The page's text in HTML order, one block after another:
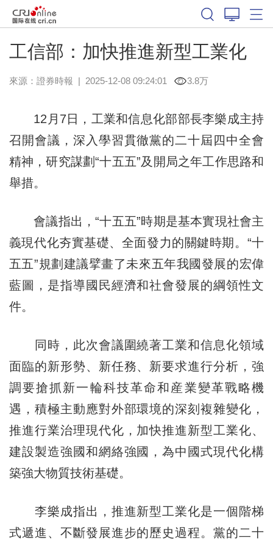
工信部：加快推進新型工業化
來源： 證券時報 | 2025-12-08 09:24:01 3.8万
12月7日，工業和信息化部部長李樂成主持
召開會議，深入學習貫徹黨的二十屆四中全會
精神，研究謀劃“十五五”及開局之年工作思路和
舉措。
會議指出，“十五五”時期是基本實現社會主
義現代化夯實基礎、全面發力的關鍵時期。“十
五五”規劃建議擘畫了未來五年我國發展的宏偉
藍圖，是指導國民經濟和社會發展的綱領性文
件。
同時，此次會議圍繞著工業和信息化領域
面臨的新形勢、新任務、新要求進行分析，強
調要搶抓新一輪科技革命和産業變革戰略機
遇，積極主動應對外部環境的深刻複雜變化，
推進行業治理現代化，加快推進新型工業化、
建設製造強國和網絡強國，為中國式現代化構
築強大物質技術基礎。
李樂成指出，推進新型工業化是一個階梯
式遞進、不斷發展進步的歷史過程。黨的二十